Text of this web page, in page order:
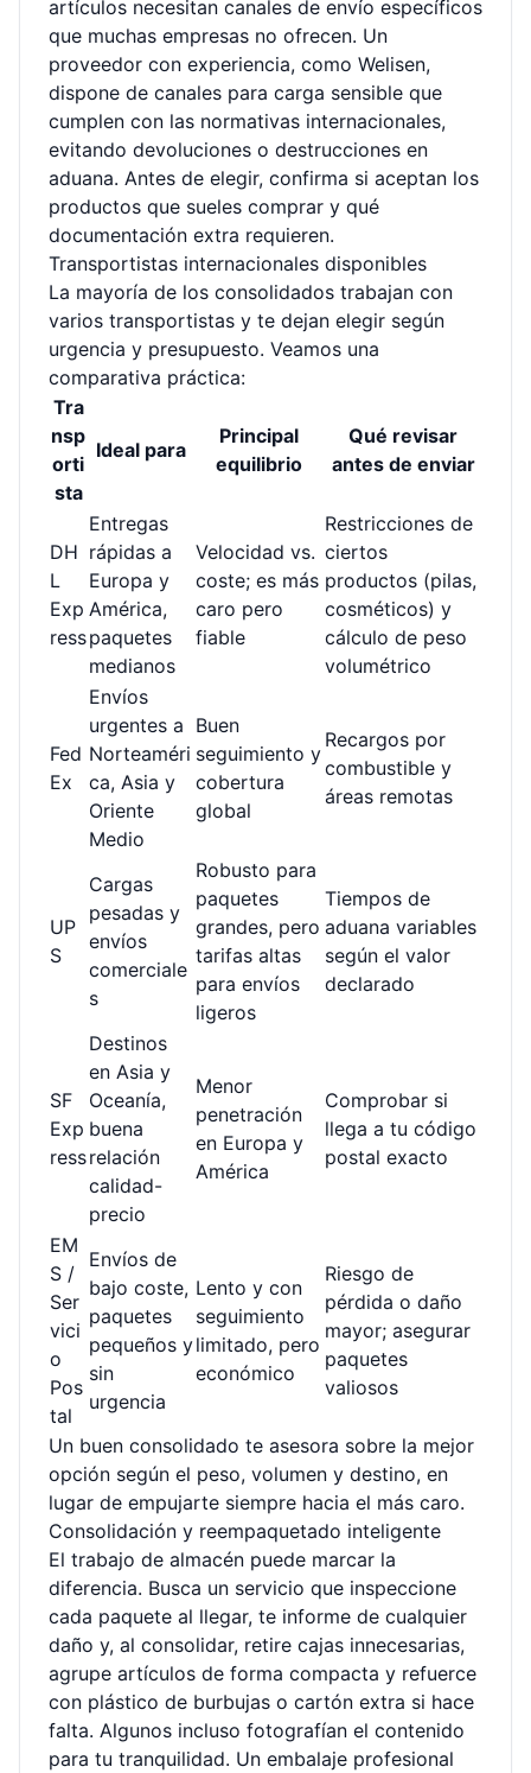
artículos necesitan canales de envío específicos
que muchas empresas no ofrecen. Un
proveedor con experiencia, como Welisen,
dispone de canales para carga sensible que
cumplen con las normativas internacionales,
evitando devoluciones o destrucciones en
aduana. Antes de elegir, confirma si aceptan los
productos que sueles comprar y qué
documentación extra requieren.
Transportistas internacionales disponibles
La mayoría de los consolidados trabajan con
varios transportistas y te dejan elegir según
urgencia y presupuesto. Veamos una
comparativa práctica:
Tra
nsp
orti
sta
Ideal para
Principal
equilibrio
Qué revisar
antes de enviar
DH
L
Exp
ress
Entregas
rápidas a
Europa y
América,
paquetes
medianos
Velocidad vs.
coste; es más
caro pero
fiable
Restricciones de
ciertos
productos (pilas,
cosméticos) y
cálculo de peso
volumétrico
Fed
Ex
Envíos
urgentes a
Norteaméri
ca, Asia y
Oriente
Medio
Buen
seguimiento y
cobertura
global
Recargos por
combustible y
áreas remotas
UP
S
Cargas
pesadas y
envíos
comerciale
s
Robusto para
paquetes
grandes, pero
tarifas altas
para envíos
ligeros
Tiempos de
aduana variables
según el valor
declarado
SF
Exp
ress
Destinos
en Asia y
Oceanía,
buena
relación
calidad-
precio
Menor
penetración
en Europa y
América
Comprobar si
llega a tu código
postal exacto
EM
S /
Ser
vici
o
Pos
tal
Envíos de
bajo coste,
paquetes
pequeños y
sin
urgencia
Lento y con
seguimiento
limitado, pero
económico
Riesgo de
pérdida o daño
mayor; asegurar
paquetes
valiosos
Un buen consolidado te asesora sobre la mejor
opción según el peso, volumen y destino, en
lugar de empujarte siempre hacia el más caro.
Consolidación y reempaquetado inteligente
El trabajo de almacén puede marcar la
diferencia. Busca un servicio que inspeccione
cada paquete al llegar, te informe de cualquier
daño y, al consolidar, retire cajas innecesarias,
agrupe artículos de forma compacta y refuerce
con plástico de burbujas o cartón extra si hace
falta. Algunos incluso fotografían el contenido
para tu tranquilidad. Un embalaje profesional